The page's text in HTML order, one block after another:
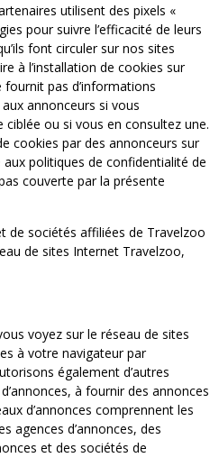
utilisent des pixels «
pour suivre l’efficacité de leurs
font circuler sur nos sites
à l’installation de cookies sur
pas d’informations
annonceurs si vous
ou si vous en consultez une.
cookies par des annonceurs sur
politiques de confidentialité de
couverte par la présente
de sociétés affiliées de Travelzoo
de sites Internet Travelzoo,
voyez sur le réseau de sites
à votre navigateur par
également d’autres
à fournir des annonces
d’annonces comprennent les
agences d’annonces, des
et des sociétés de